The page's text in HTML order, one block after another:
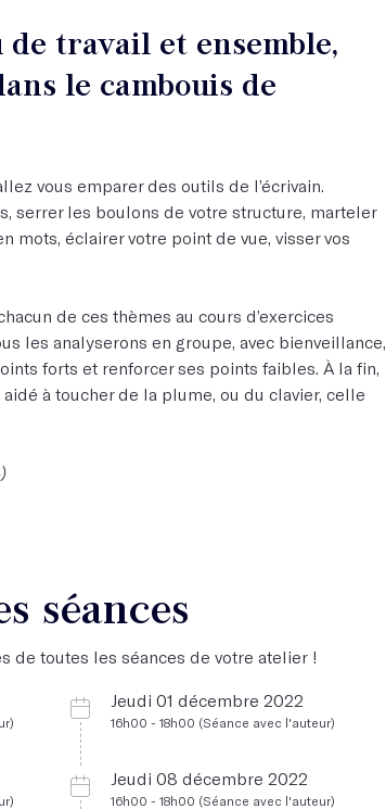
travail et ensemble,
le cambouis de
vous emparer des outils de l’écrivain.
serrer les boulons de votre structure, marteler
mots, éclairer votre point de vue, visser vos
de ces thèmes au cours d’exercices
les analyserons en groupe, avec bienveillance,
forts et renforcer ses points faibles. À la fin,
à toucher de la plume, ou du clavier, celle
séances
de toutes les séances de votre atelier !
Jeudi 01 décembre 2022
16h00 - 18h00 (Séance avec l'auteur)
Jeudi 08 décembre 2022
16h00 - 18h00 (Séance avec l'auteur)